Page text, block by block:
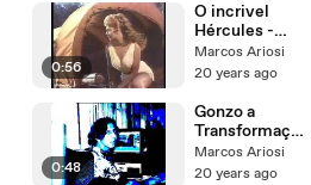
0:56
O incrivel
Hércules -
Redublagem
Marcos Ariosi
20 years ago
0:48
Gonzo a
Transformaçã
o
Marcos Ariosi
20 years ago